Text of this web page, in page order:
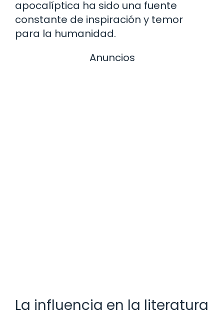
apocalíptica ha sido una fuente
constante de inspiración y temor
para la humanidad.
Anuncios
La influencia en la literatura